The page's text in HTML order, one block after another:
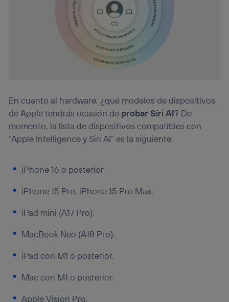
En cuanto al hardware, ¿qué modelos de dispositivos
de Apple tendrás ocasión de probar Siri AI? De
momento, la lista de dispositivos compatibles con
“Apple Intelligence y Siri AI” es la siguiente:
iPhone 16 o posterior.
iPhone 15 Pro, iPhone 15 Pro Max.
iPad mini (A17 Pro).
MacBook Neo (A18 Pro).
iPad con M1 o posterior.
Mac con M1 o posterior.
Apple Vision Pro.